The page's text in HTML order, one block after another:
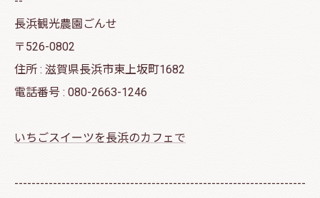
長浜観光農園ごんせ
〒526-0802
住所 : 滋賀県長浜市東上坂町1682
電話番号 : 080-2663-1246
いちごスイーツを長浜のカフェで
--------------------------------------------------------------------